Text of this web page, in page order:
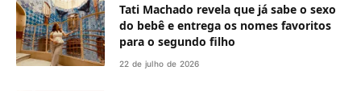
Tati Machado revela que já sabe o sexo
do bebê e entrega os nomes favoritos
para o segundo filho
22 de julho de 2026